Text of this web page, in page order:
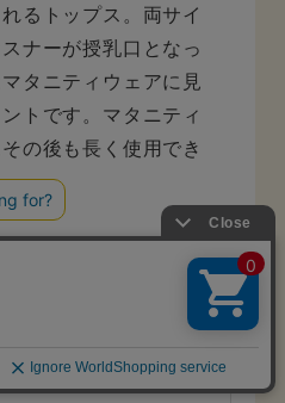
るトップス。両サイ
ナーが授乳口となっ
タニティウェアに見
トです。マタニティ
の後も長く使用でき
ーブトップスの詳細はこ
％